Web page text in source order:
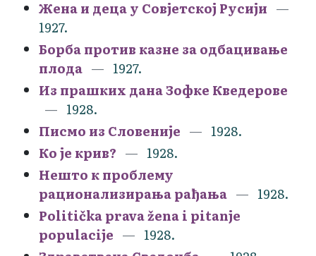
Жена и деца у Совјетској Русији
1927.
Борба против казне за одбацивање
плода
1927.
Из прашких дана Зофке Кведерове
1928.
Писмо из Словеније
1928.
Ко је крив?
1928.
Нешто к проблему
рационализирања рађања
1928.
Politička prava žena i pitanje
populacije
1928.